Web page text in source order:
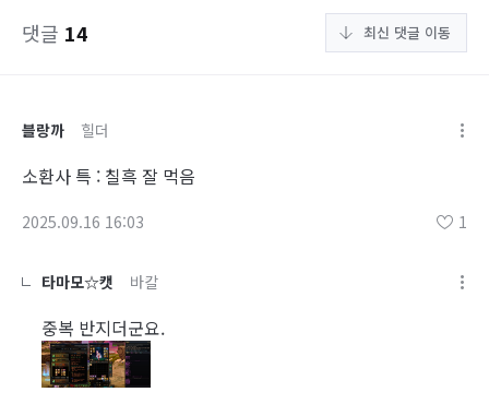
댓글 14 최신 댓글 이동
블랑까 힐더
소환사 특 : 칠흑 잘 먹음
2025.09.16 16:03 1
타마모☆캣 바칼
중복 반지더군요.